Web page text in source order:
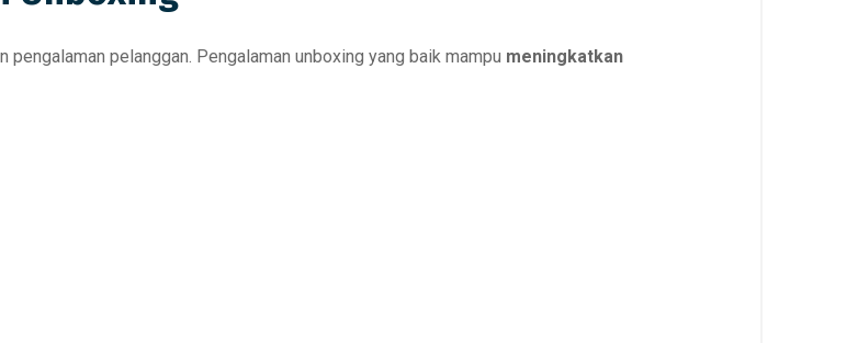
pelanggan. Pengalaman unboxing yang baik mampu meningkatkan